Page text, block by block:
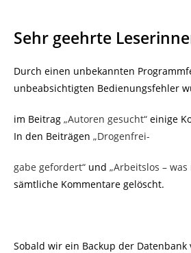
Sehr geehrte
Durch einen unbekannten
unbeabsichtigten Bedienungsfehler
im Beitrag „Autoren gesucht“ einige
In den Beiträgen „Drogenfrei-
gabe gefordert“ und „Arbeitslos – was
sämtliche Kommentare gelöscht.
Sobald wir ein Backup der Datenbank